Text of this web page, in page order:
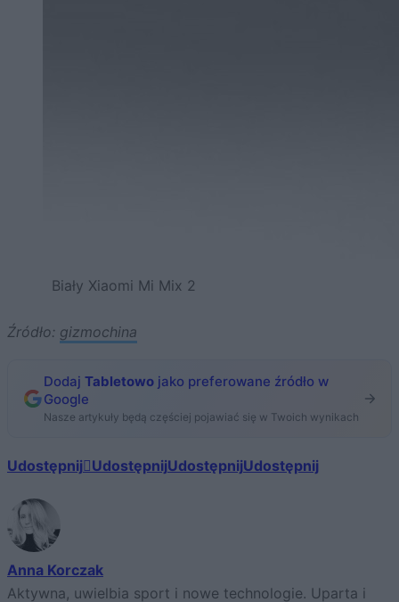
Biały Xiaomi Mi Mix 2
Źródło: gizmochina
Dodaj Tabletowo jako preferowane źródło w
Google
Nasze artykuły będą częściej pojawiać się w Twoich wynikach
Udostępnij UdostępnijUdostępnijUdostępnij
Anna Korczak
Aktywna, uwielbia sport i nowe technologie. Uparta i